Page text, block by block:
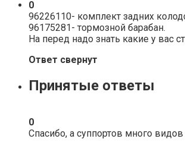
0
96226110- комплект задних
96175281- тормозной барабан.
На перед надо знать какие у вас
Ответ свернут
Принятые ответы
0
Спасибо, а суппортов много видов